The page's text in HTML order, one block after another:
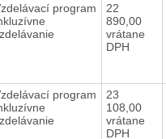
program
22
890,00
vrátane
DPH
program
23
108,00
vrátane
DPH